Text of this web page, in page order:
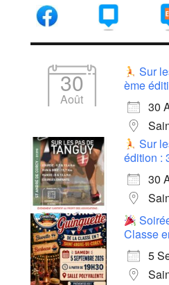
30
Août
Sur
ème
30
Sur
édition :
30
Classe
5